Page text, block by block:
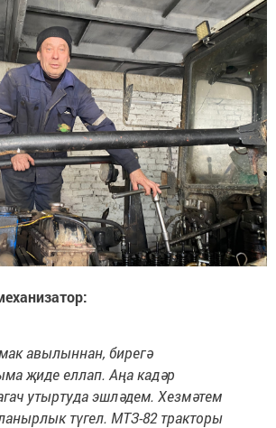
авылыннан, бирегә
җиде еллап. Аңа кадәр
утыртуда эшләдем. Хезмәтем
түгел. МТЗ-82 тракторы